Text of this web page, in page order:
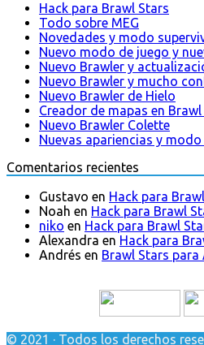
Hack para Brawl Stars
Todo sobre MEG
Novedades y modo
Nuevo modo de juego y
Nuevo Brawler y
Nuevo Brawler y mucho
Nuevo Brawler de Hielo
Creador de mapas en
Nuevo Brawler Colette
Nuevas apariencias y
Comentarios recientes
Gustavo en Hack para
Noah en Hack para Brawl
niko en Hack para Brawl
Alexandra en Hack para
Andrés en Brawl Stars para
© 2021 · Todos los derechos